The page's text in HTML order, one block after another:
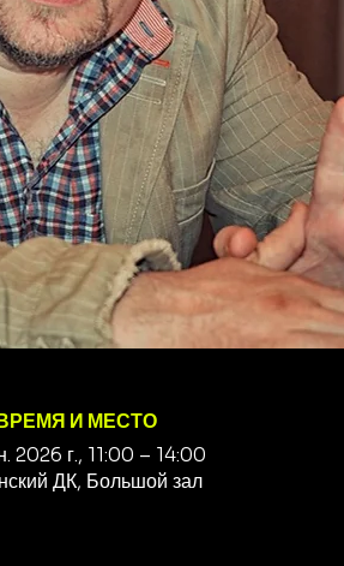
И МЕСТО
2026 г., 11:00 – 14:00
ДК, Большой зал